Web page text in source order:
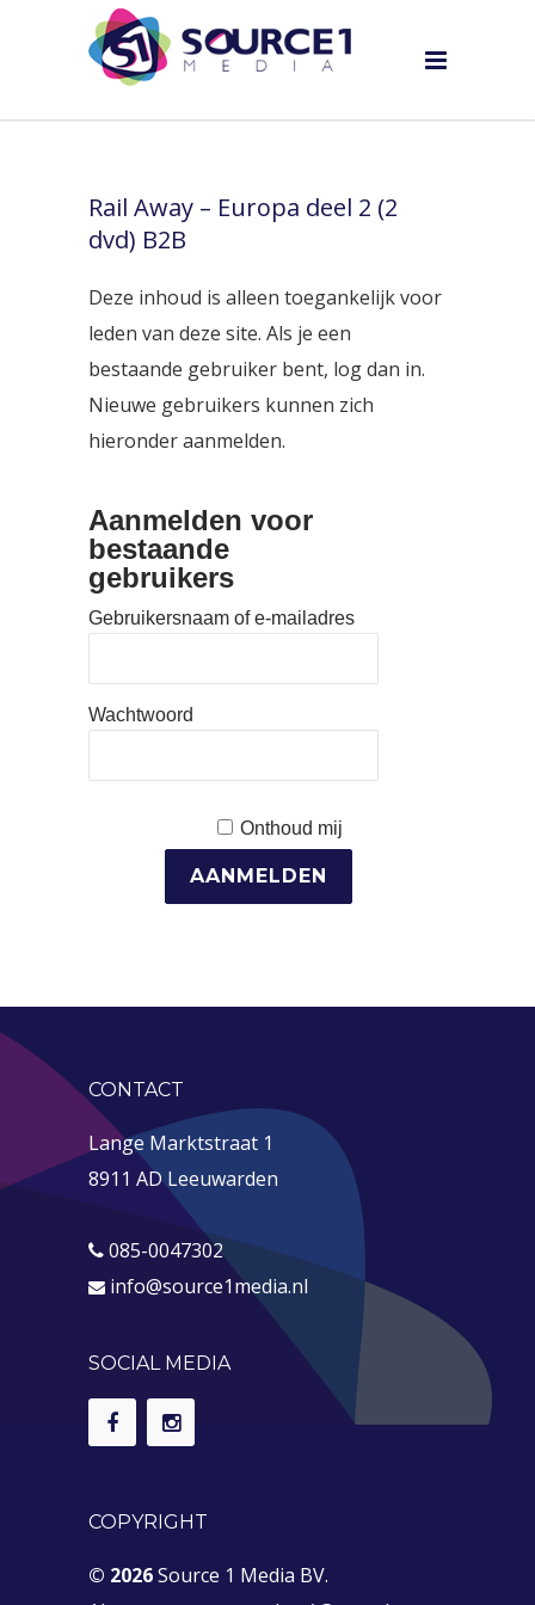
Rail Away – Europa deel 2 (2
dvd) B2B
Deze inhoud is alleen toegankelijk voor
leden van deze site. Als je een
bestaande gebruiker bent, log dan in.
Nieuwe gebruikers kunnen zich
hieronder aanmelden.
Aanmelden voor
bestaande
gebruikers
Gebruikersnaam of e-mailadres
Wachtwoord
Onthoud mij
CONTACT
Lange Marktstraat 1
8911 AD Leeuwarden
085-0047302
info@source1media.nl
SOCIAL MEDIA
COPYRIGHT
© 2026Source 1 Media BV.